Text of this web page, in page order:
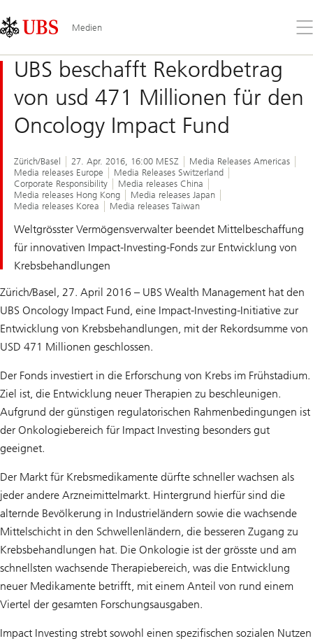
Links
Area
Medien
Sie
UBS beschafft Rekordbetrag
von usd 471 Millionen für den
Oncology Impact Fund
Zürich/Basel 27. Apr. 2016, 16:00 MESZ
Media Releases Americas
Media releases Europe
Media Releases Switzerland
Corporate Responsibility
Media releases China
Media releases Hong Kong
Media releases Japan
Media releases Korea
Media releases Taiwan
Weltgrösster Vermögensverwalter beendet Mittelbeschaffung
für innovativen Impact-Investing-Fonds zur Entwicklung von
Krebsbehandlungen
Zürich/Basel, 27. April 2016 – UBS Wealth Management hat den
UBS Oncology Impact Fund, eine Impact-Investing-Initiative zur
Entwicklung von Krebsbehandlungen, mit der Rekordsumme von
USD 471 Millionen geschlossen.
Der Fonds investiert in die Erforschung von Krebs im Frühstadium.
Ziel ist, die Entwicklung neuer Therapien zu beschleunigen.
Aufgrund der günstigen regulatorischen Rahmenbedingungen ist
der Onkologiebereich für Impact Investing besonders gut
geeignet.
Der Markt für Krebsmedikamente dürfte schneller wachsen als
jeder andere Arzneimittelmarkt. Hintergrund hierfür sind die
alternde Bevölkerung in Industrieländern sowie die wachsende
Mittelschicht in den Schwellenländern, die besseren Zugang zu
Krebsbehandlungen hat. Die Onkologie ist der grösste und am
schnellsten wachsende Therapiebereich, was die Entwicklung
neuer Medikamente betrifft, mit einem Anteil von rund einem
Viertel der gesamten Forschungsausgaben.
Impact Investing strebt sowohl einen spezifischen sozialen Nutzen